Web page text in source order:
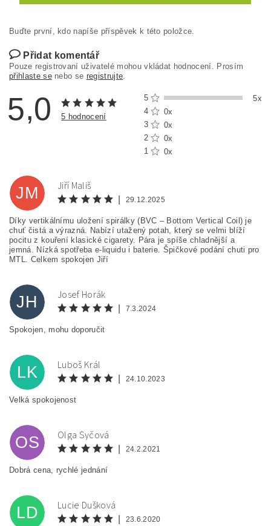
Buďte první, kdo napíše příspěvek k této položce.
Přidat komentář
Pouze registrovaní uživatelé mohou vkládat hodnocení. Prosím
přihlaste senebo se registrujte.
5,0 5 hodnocení
5
5x
4
0x
3
0x
2
0x
1
0x
JM Jiří Mališ
29.12.2025
Díky vertikálnímu uložení spirálky (BVC – Bottom Vertical Coil) je
chuť čistá a výrazná. Nabízí utažený potah, který se velmi blíží
pocitu z kouření klasické cigarety. Pára je spíše chladnější a
jemná. Nízká spotřeba e-liquidu i baterie. Špičkové podání chuti pro
MTL. Celkem spokojen Jiří
JH Josef Horák
7.3.2024
Spokojen, mohu doporučit
LK Luboš Král
24.10.2023
Velká spokojenost
OS Olga Syčová
24.2.2021
Dobrá cena, rychlé jednání
LD Lucie Dušková
23.6.2020